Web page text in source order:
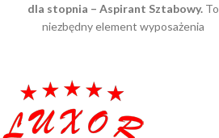
dla stopnia – Aspirant Sztabowy. To
niezbędny element wyposażenia
sukna, trwały i estetyczny – zapewnia
właściwe oznaczenie funkcji w oparciu o
obowiązujące wzory. Element mocowany
jest na czapce służbowej – odpowiada